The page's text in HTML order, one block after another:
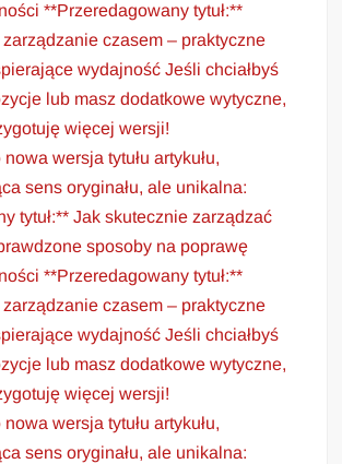
**Przeredagowany tytuł:**
czasem – praktyczne
wydajność Jeśli chciałbyś
lub masz dodatkowe wytyczne,
więcej wersji!
wersja tytułu artykułu,
sens oryginału, ale unikalna:
tytuł:** Jak skutecznie zarządzać
sposoby na poprawę
**Przeredagowany tytuł:**
czasem – praktyczne
wydajność Jeśli chciałbyś
lub masz dodatkowe wytyczne,
więcej wersji!
wersja tytułu artykułu,
sens oryginału, ale unikalna: